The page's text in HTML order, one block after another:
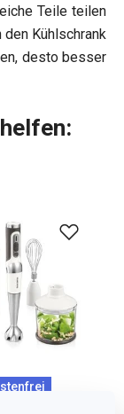
Teile teilen
Kühlschrank
desto besser